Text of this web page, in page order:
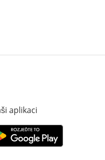
aplikaci
v novém okně